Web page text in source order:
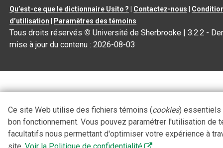
Qu’est-ce que le dictionnaire Usito ? Contactez-nous
d’utilisation
Paramètres des témoins
Tous droits réservés © Université de Sherbrooke |3.2.2 -
mise à jour du contenu :2026-08-03
Ce site Web utilise des fichiers témoins (cookies) essentiels
bon fonctionnement. Vous pouvez paramétrer l'utilisation de
facultatifs nous permettant d'optimiser votre expérience à